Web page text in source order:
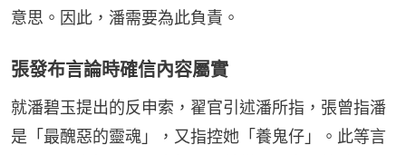
意思。因此，潘需要為此負責。
張發布言論時確信內容屬實
就潘碧玉提出的反申索，翟官引述潘所指，張曾指潘
是「最醜惡的靈魂」，又指控她「養鬼仔」。此等言